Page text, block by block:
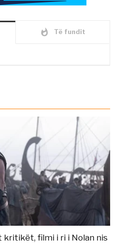
whatshot Të fundit
kritikët, filmi i ri i Nolan nis